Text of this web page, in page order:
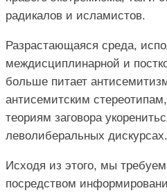
радикалов и исламистов.
Разрастающаяся среда,
междисциплинарной и
больше питает
антисемитским
теориям заговора
леволиберальных дискурсах.
Исходя из этого, мы
посредством